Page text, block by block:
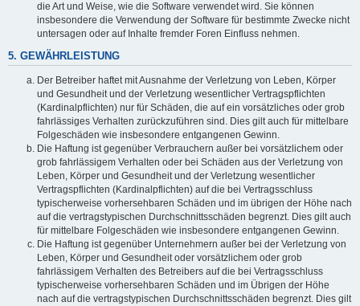
die Art und Weise, wie die Software verwendet wird. Sie können
insbesondere die Verwendung der Software für bestimmte Zwecke nicht
untersagen oder auf Inhalte fremder Foren Einfluss nehmen.
5. GEWÄHRLEISTUNG
Der Betreiber haftet mit Ausnahme der Verletzung von Leben, Körper
und Gesundheit und der Verletzung wesentlicher Vertragspflichten
(Kardinalpflichten) nur für Schäden, die auf ein vorsätzliches oder grob
fahrlässiges Verhalten zurückzuführen sind. Dies gilt auch für mittelbare
Folgeschäden wie insbesondere entgangenen Gewinn.
Die Haftung ist gegenüber Verbrauchern außer bei vorsätzlichem oder
grob fahrlässigem Verhalten oder bei Schäden aus der Verletzung von
Leben, Körper und Gesundheit und der Verletzung wesentlicher
Vertragspflichten (Kardinalpflichten) auf die bei Vertragsschluss
typischerweise vorhersehbaren Schäden und im übrigen der Höhe nach
auf die vertragstypischen Durchschnittsschäden begrenzt. Dies gilt auch
für mittelbare Folgeschäden wie insbesondere entgangenen Gewinn.
Die Haftung ist gegenüber Unternehmern außer bei der Verletzung von
Leben, Körper und Gesundheit oder vorsätzlichem oder grob
fahrlässigem Verhalten des Betreibers auf die bei Vertragsschluss
typischerweise vorhersehbaren Schäden und im Übrigen der Höhe
nach auf die vertragstypischen Durchschnittsschäden begrenzt. Dies gilt